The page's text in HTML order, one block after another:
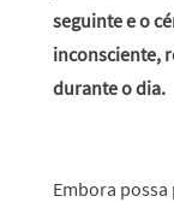
seguinte e o
inconsciente,
durante o dia.
Embora